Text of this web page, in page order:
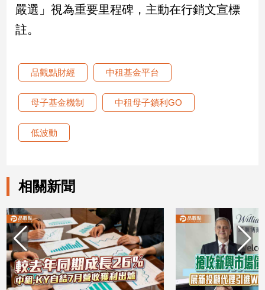
藝
術
／
創
推
薦
科
戲
動
寵
物
Pet
嚴選」視為重要里程碑，主動在行銷文宣標
註。
品觀點財經 中租基金平台
母子基金機制 中租母子鎖利GO
低波動
相關新聞